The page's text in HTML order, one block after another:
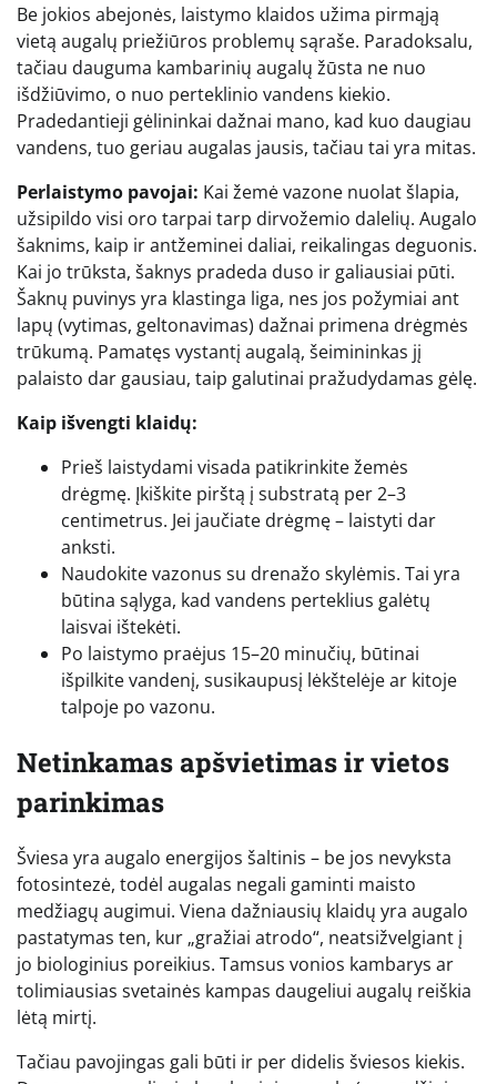
Be jokios abejonės, laistymo klaidos užima pirmąją
vietą augalų priežiūros problemų sąraše. Paradoksalu,
tačiau dauguma kambarinių augalų žūsta ne nuo
išdžiūvimo, o nuo perteklinio vandens kiekio.
Pradedantieji gėlininkai dažnai mano, kad kuo daugiau
vandens, tuo geriau augalas jausis, tačiau tai yra mitas.
Perlaistymo pavojai: Kai žemė vazone nuolat šlapia,
užsipildo visi oro tarpai tarp dirvožemio dalelių. Augalo
šaknims, kaip ir antžeminei daliai, reikalingas deguonis.
Kai jo trūksta, šaknys pradeda duso ir galiausiai pūti.
Šaknų puvinys yra klastinga liga, nes jos požymiai ant
lapų (vytimas, geltonavimas) dažnai primena drėgmės
trūkumą. Pamatęs vystantį augalą, šeimininkas jį
palaisto dar gausiau, taip galutinai pražudydamas gėlę.
Kaip išvengti klaidų:
Prieš laistydami visada patikrinkite žemės
drėgmę. Įkiškite pirštą į substratą per 2–3
centimetrus. Jei jaučiate drėgmę – laistyti dar
anksti.
Naudokite vazonus su drenažo skylėmis. Tai yra
būtina sąlyga, kad vandens perteklius galėtų
laisvai ištekėti.
Po laistymo praėjus 15–20 minučių, būtinai
išpilkite vandenį, susikaupusį lėkštelėje ar kitoje
talpoje po vazonu.
Netinkamas apšvietimas ir vietos
parinkimas
Šviesa yra augalo energijos šaltinis – be jos nevyksta
fotosintezė, todėl augalas negali gaminti maisto
medžiagų augimui. Viena dažniausių klaidų yra augalo
pastatymas ten, kur „gražiai atrodo“, neatsižvelgiant į
jo biologinius poreikius. Tamsus vonios kambarys ar
tolimiausias svetainės kampas daugeliui augalų reiškia
lėtą mirtį.
Tačiau pavojingas gali būti ir per didelis šviesos kiekis.